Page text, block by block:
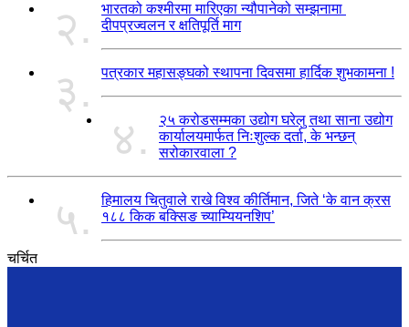
२.
भारतको कश्मीरमा मारिएका न्यौपानेको सम्झनामा
दीपप्रज्वलन र क्षतिपूर्ति माग
३. पत्रकार महासङ्घको स्थापना दिवसमा हार्दिक शुभकामना !
४.
२५ करोडसम्मका उद्योग घरेलु तथा साना उद्योग
कार्यालयमार्फत निःशुल्क दर्ता, के भन्छन्
सरोकारवाला ?
५.
हिमालय चितुवाले राखे विश्व कीर्तिमान, जिते ‘के वान क्रस
१८८ किक बक्सिङ च्याम्यियनशिप’
चर्चित